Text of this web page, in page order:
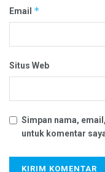
Email *
Situs Web
Simpan nama,
untuk komentar